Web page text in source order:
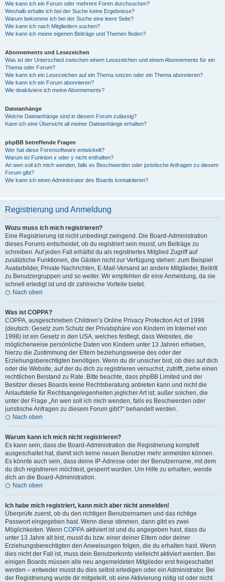
Wie kann ich ein Forum oder mehrere Foren durchsuchen?
Weshalb erhalte ich bei der Suche keine Ergebnisse?
Warum bekomme ich bei der Suche eine leere Seite?
Wie kann ich nach Mitgliedern suchen?
Wie kann ich meine eigenen Beiträge und Themen finden?
Abonnements und Lesezeichen
Was ist der Unterschied zwischen einem Lesezeichen und einem Abonnements für ein
Thema oder Forum?
Wie kann ich ein Lesezeichen auf ein Thema setzen oder ein Thema abonnieren?
Wie kann ich ein Forum abonnieren?
Wie deaktiviere ich meine Abonnements?
Dateianhänge
Welche Dateianhänge sind in diesem Forum zulässig?
Kann ich eine Übersicht all meiner Dateianhänge erhalten?
phpBB betreffende Fragen
Wer hat diese Forensoftware entwickelt?
Warum ist Funktion x oder y nicht enthalten?
An wen soll ich mich wenden, falls es Beschwerden oder juristische Anfragen zu diesem
Forum gibt?
Wie kann ich einen Administrator des Boards kontaktieren?
Registrierung und Anmeldung
Wozu muss ich mich registrieren?
Eine Registrierung ist nicht unbedingt zwingend. Die Board-Administration
dieses Forums entscheidet, ob du registriert sein musst, um Beiträge zu
schreiben. Auf jeden Fall erhältst du als registriertes Mitglied Zugriff auf
zusätzliche Funktionen, die Gästen nicht zur Verfügung stehen: zum Beispiel
Avatarbilder, Private Nachrichten, E-Mail-Versand an andere Mitglieder, Beitritt
zu Benutzergruppen und so weiter. Wir empfehlen dir eine Anmeldung, da sie
schnell erledigt ist und dir zahlreiche Vorteile bietet.
Nach oben
Was ist COPPA?
COPPA, ausgeschrieben Children’s Online Privacy Protection Act of 1998
(deutsch: Gesetz zum Schutz der Privatsphäre von Kindern im Internet von
1998) ist ein Gesetz in den USA, welches festlegt, dass Websites, die
möglicherweise persönliche Daten von Kindern unter 13 Jahren erheben,
hierzu die Zustimmung der Eltern beziehungsweise des oder der
Erziehungsberechtigten benötigen. Wenn du dir unsicher bist, ob dies auf dich
oder die Website, auf der du dich zu registrieren versuchst, zutrifft, ziehe einen
rechtlichen Beistand zu Rate. Bitte beachte, dass phpBB Limited und der
Besitzer dieses Boards keine Rechtsberatung anbieten kann und nicht die
Anlaufstelle für Rechtsangelegenheiten jeglicher Art ist; außer solchen, die
unter der Frage „An wen soll ich mich wenden, falls es Beschwerden oder
juristische Anfragen zu diesem Forum gibt?“ behandelt werden.
Nach oben
Warum kann ich mich nicht registrieren?
Es kann sein, dass die Board-Administration die Registrierung komplett
ausgeschaltet hat, damit sich keine neuen Benutzer mehr anmelden können.
Es könnte auch sein, dass deine IP-Adresse oder der Benutzername, mit dem
du dich registrieren möchtest, gesperrt wurden. Um Hilfe zu erhalten, wende
dich an die Board-Administration.
Nach oben
Ich habe mich registriert, kann mich aber nicht anmelden!
Überprüfe zuerst, ob du den richtigen Benutzernamen und das richtige
Passwort eingegeben hast. Wenn diese stimmen, dann gibt es zwei
Möglichkeiten. Wenn COPPA aktiviert ist und du angegeben hast, dass du
unter 13 Jahre alt bist, musst du bzw. einer deiner Eltern oder deiner
Erziehungsberechtigten den Anweisungen folgen, die du erhalten hast. Wenn
dies nicht der Fall ist, muss dein Benutzerkonto vielleicht aktiviert werden. Bei
einigen Boards müssen alle neu angemeldeten Mitglieder erst freigeschaltet
werden – entweder musst du dies selbst erledigen oder ein Administrator. Bei
der Registrierung wurde dir mitgeteilt, ob eine Aktivierung nötig ist oder nicht.